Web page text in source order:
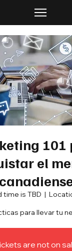
101
el
time is TBD
  |
para llevar tu
are not on